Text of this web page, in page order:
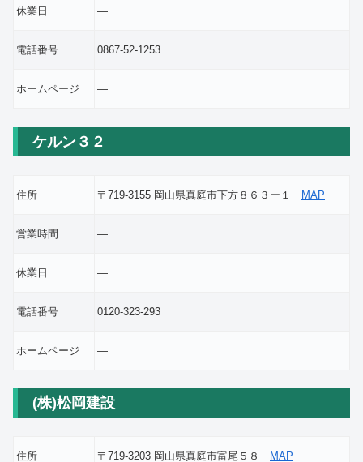
休業日 ―
電話番号 0867-52-1253
ホームページ ―
ケルン３２
住所 〒719-3155 岡山県真庭市下方８６３ー１ MAP
営業時間 ―
休業日 ―
電話番号 0120-323-293
ホームページ ―
(株)松岡建設
住所 〒719-3203 岡山県真庭市富尾５８ MAP